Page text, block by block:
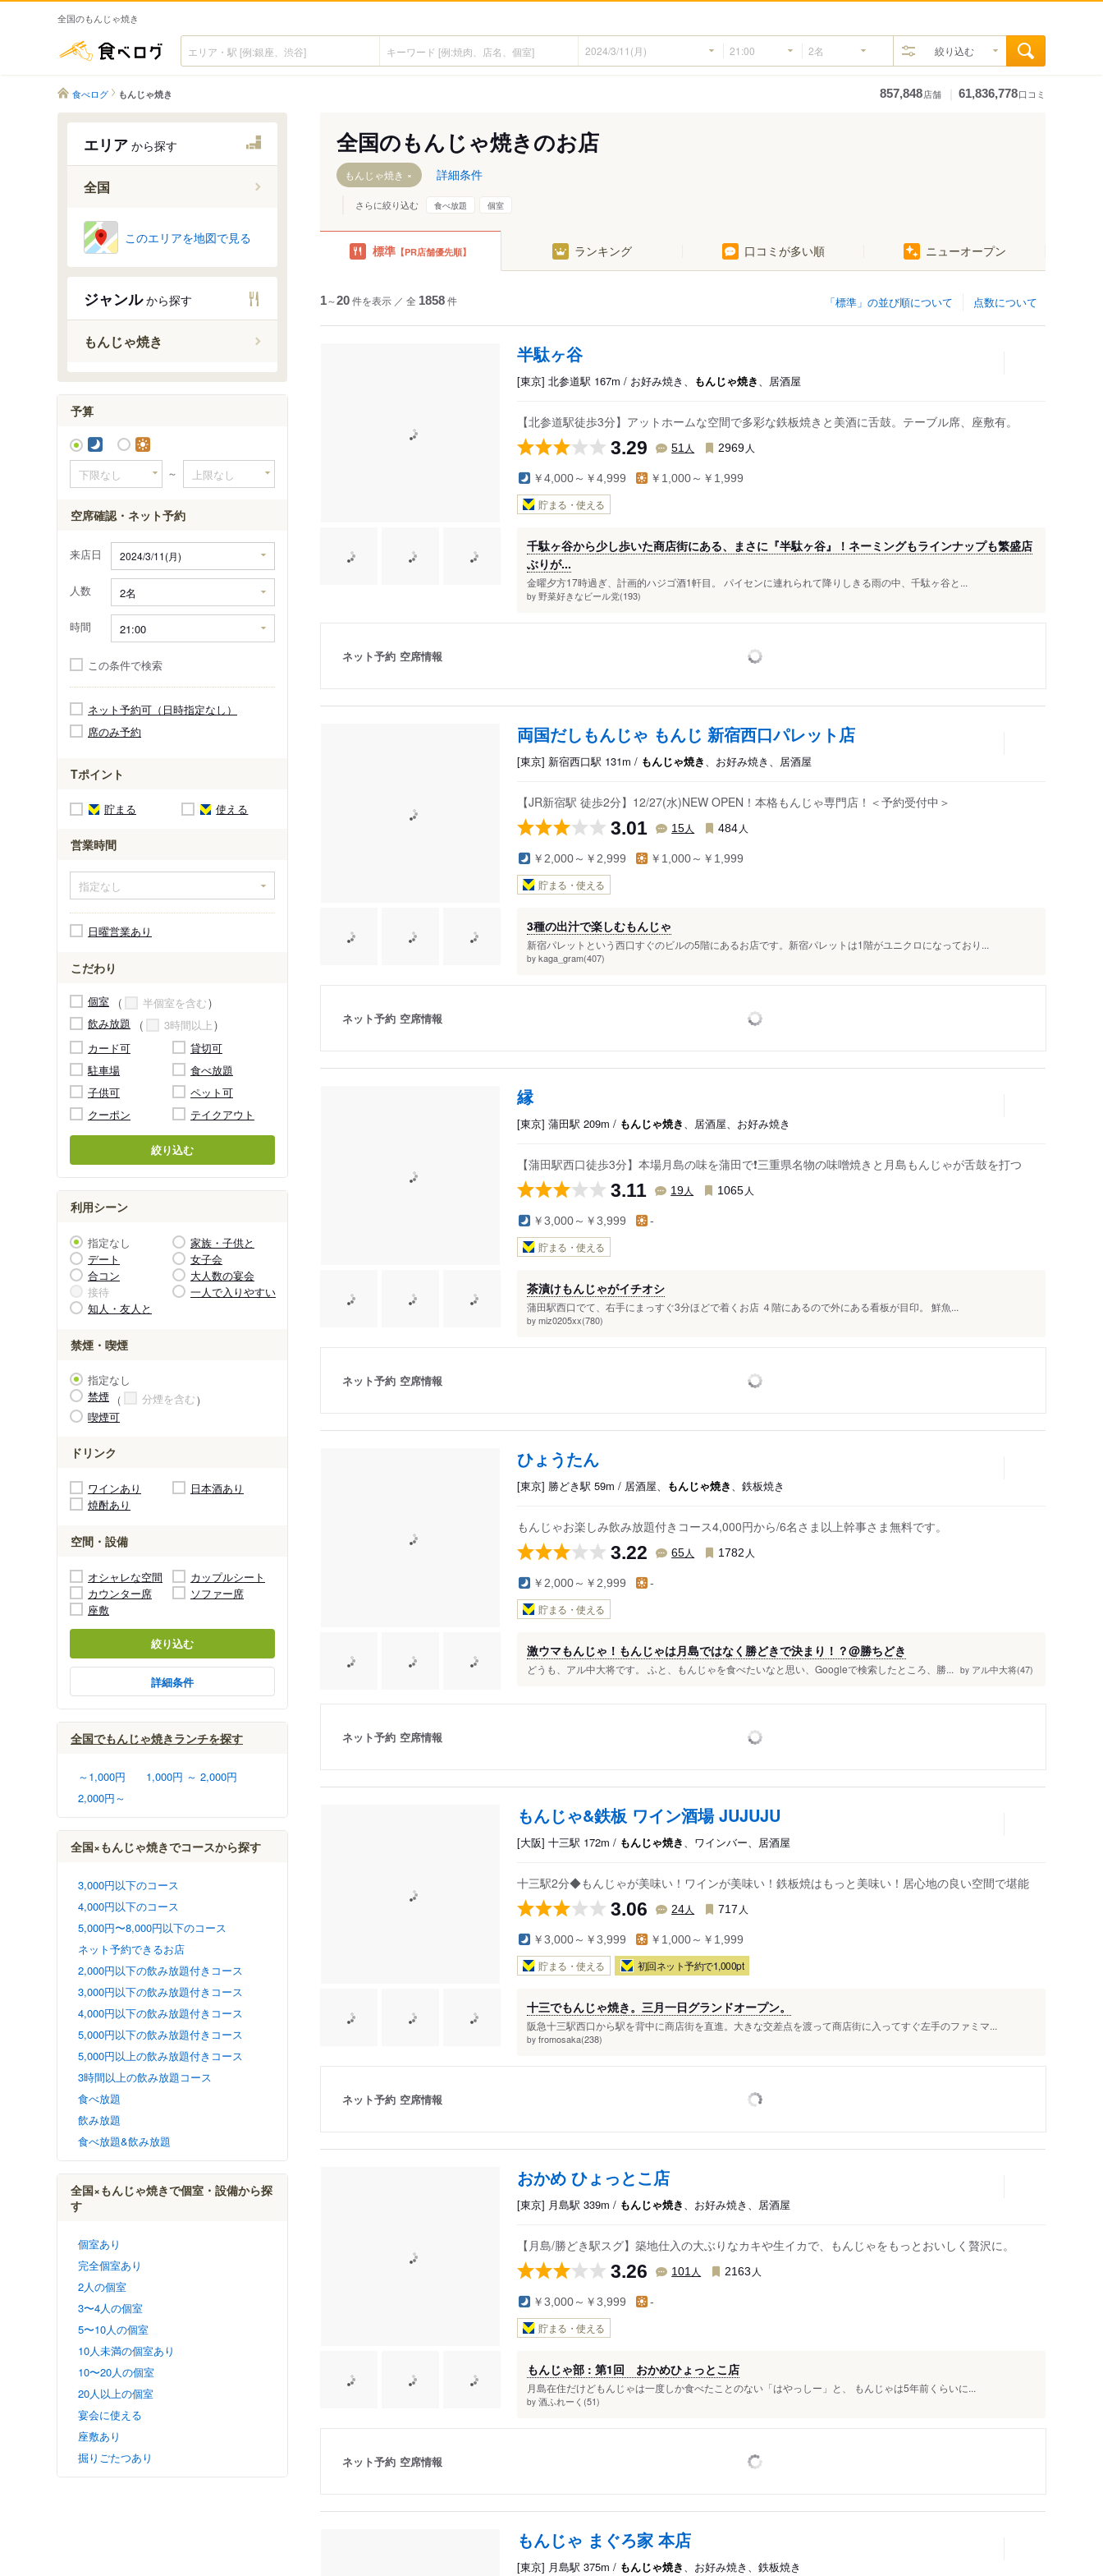
全国のもんじゃ焼き
食べログ 絞り込む
食べログ もんじゃ焼き 857,848店舗 61,836,778口コミ
エリア から探す
全国
このエリアを地図で見る
ジャンルから探す
もんじゃ焼き
予算
～
空席確認・ネット予約
来店日
人数
時間
この条件で検索
ネット予約可（日時指定なし）
席のみ予約
Tポイント
貯まる 使える
営業時間
日曜営業あり
こだわり
個室
半個室を含む
飲み放題
3時間以上
カード可
貸切可
駐車場
食べ放題
子供可
ペット可
クーポン
テイクアウト
絞り込む
利用シーン
指定なし
家族・子供と
デート
女子会
合コン
大人数の宴会
接待
一人で入りやすい
知人・友人と
禁煙・喫煙
指定なし
禁煙
分煙を含む
喫煙可
ドリンク
ワインあり
日本酒あり
焼酎あり
空間・設備
オシャレな空間
カップルシート
カウンター席
ソファー席
座敷
絞り込む
詳細条件
全国でもんじゃ焼きランチを探す
～1,000円
1,000円 ～ 2,000円
2,000円～
全国×もんじゃ焼きでコースから探す
3,000円以下のコース
4,000円以下のコース
5,000円〜8,000円以下のコース
ネット予約できるお店
2,000円以下の飲み放題付きコース
3,000円以下の飲み放題付きコース
4,000円以下の飲み放題付きコース
5,000円以下の飲み放題付きコース
5,000円以上の飲み放題付きコース
3時間以上の飲み放題コース
食べ放題
飲み放題
食べ放題&飲み放題
全国×もんじゃ焼きで個室・設備から探
す
個室あり
完全個室あり
2人の個室
3〜4人の個室
5〜10人の個室
10人未満の個室あり
10〜20人の個室
20人以上の個室
宴会に使える
座敷あり
掘りごたつあり
全国のもんじゃ焼きのお店
もんじゃ焼き 詳細条件
さらに絞り込む 食べ放題 個室
標準【PR店舗優先順】 ランキング 口コミが多い順 ニューオープン
点数について
「標準」の並び順について
1～20件を表示 ／ 全 1858件
半駄ヶ谷
[東京] 北参道駅 167m / お好み焼き、 もんじゃ焼き、居酒屋
【北参道駅徒歩3分】アットホームな空間で多彩な鉄板焼きと美酒に舌鼓。テーブル席、座敷有。
3.29 51 人 2969 人
￥4,000～￥4,999 ￥1,000～￥1,999
貯まる・使える
千駄ヶ谷から少し歩いた商店街にある、まさに『半駄ヶ谷』！ネーミングもラインナップも繁盛店
ぶりが...
金曜夕方17時過ぎ、計画的ハジゴ酒1軒目。 パイセンに連れられて降りしきる雨の中、千駄ヶ谷と...
by 野菜好きなビール党(193)
ネット予約 空席情報
両国だしもんじゃ もんじ 新宿西口パレット店
[東京] 新宿西口駅 131m / もんじゃ焼き、お好み焼き、居酒屋
【JR新宿駅 徒歩2分】12/27(水)NEW OPEN！本格もんじゃ専門店！＜予約受付中＞
3.01 15人 484 人
￥2,000～￥2,999 ￥1,000～￥1,999
貯まる・使える
3種の出汁で楽しむもんじゃ
新宿パレットという西口すぐのビルの5階にあるお店です。新宿パレットは1階がユニクロになっており...
by kaga_gram(407)
ネット予約 空席情報
縁
[東京] 蒲田駅 209m / もんじゃ焼き、居酒屋、お好み焼き
【蒲田駅西口徒歩3分】本場月島の味を蒲田で❗三重県名物の味噌焼きと月島もんじゃが舌鼓を打つ
3.11 19人 1065 人
￥3,000～￥3,999 -
貯まる・使える
茶漬けもんじゃがイチオシ
蒲田駅西口でて、右手にまっすぐ3分ほどで着くお店 ４階にあるので外にある看板が目印。 鮮魚...
by miz0205xx(780)
ネット予約 空席情報
ひょうたん
[東京] 勝どき駅 59m / 居酒屋、 もんじゃ焼き、鉄板焼き
もんじゃお楽しみ飲み放題付きコース4,000円から/6名さま以上幹事さま無料です。
3.22 65人 1782 人
￥2,000～￥2,999 -
貯まる・使える
激ウマもんじゃ！もんじゃは月島ではなく勝どきで決まり！？@勝ちどき
どうも、アル中大将です。 ふと、もんじゃを食べたいなと思い、Googleで検索したところ、勝... by アル中大将(47)
ネット予約 空席情報
もんじゃ&鉄板 ワイン酒場 JUJUJU
[大阪] 十三駅 172m / もんじゃ焼き、ワインバー、居酒屋
十三駅2分◆もんじゃが美味い！ワインが美味い！鉄板焼はもっと美味い！居心地の良い空間で堪能
3.06 24人 717 人
￥3,000～￥3,999 ￥1,000～￥1,999
貯まる・使える 初回ネット予約で1,000pt
十三でもんじゃ焼き。三月一日グランドオープン。
阪急十三駅西口から駅を背中に商店街を直進。大きな交差点を渡って商店街に入ってすぐ左手のファミマ...
by fromosaka(238)
ネット予約 空席情報
おかめ ひょっとこ店
[東京] 月島駅 339m / もんじゃ焼き、お好み焼き、居酒屋
【月島/勝どき駅スグ】築地仕入の大ぶりなカキや生イカで、もんじゃをもっとおいしく贅沢に。
3.26 101 人 2163 人
￥3,000～￥3,999 -
貯まる・使える
もんじゃ部 : 第1回 おかめひょっとこ店
月島在住だけどもんじゃは一度しか食べたことのない「はやっしー」と、 もんじゃは5年前くらいに...
by 酒ふれーく(51)
ネット予約 空席情報
もんじゃ まぐろ家 本店
[東京] 月島駅 375m / もんじゃ焼き、お好み焼き、鉄板焼き